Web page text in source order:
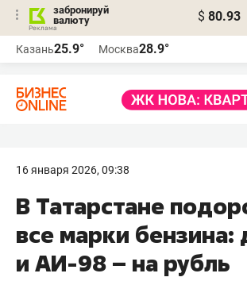
забронируй
валюту
$ 80.93
Казань25.9° Москва28.9°
16 января 2026, 09:38
В Татарстане
все марки бензина:
и АИ-98 – на рубль